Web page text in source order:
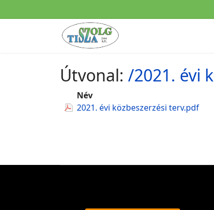
Útvonal: /2021. évi
Név
2021. évi közbeszerzési terv.pdf